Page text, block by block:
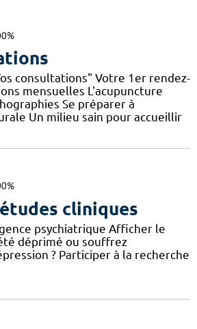
consultations" Votre 1er rendez-
mensuelles L'acupuncture
Se préparer à
Un milieu sain pour accueillir
cliniques
psychiatrique Afficher le
déprimé ou souffrez
? Participer à la recherche